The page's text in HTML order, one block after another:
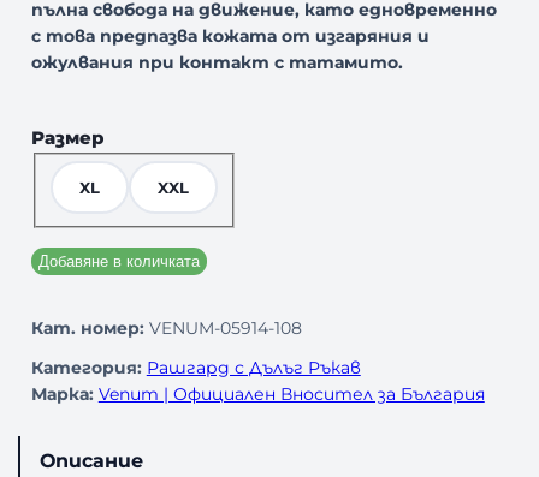
пълна свобода на движение, като едновременно
с това предпазва кожата от изгаряния и
ожулвания при контакт с татамито.
Размер
XL XXL
Добавяне в количката
Кат. номер: VENUM-05914-108
Категория: Рашгард с Дълъг Ръкав
Марка: Venum | Официален Вносител за България
Описание